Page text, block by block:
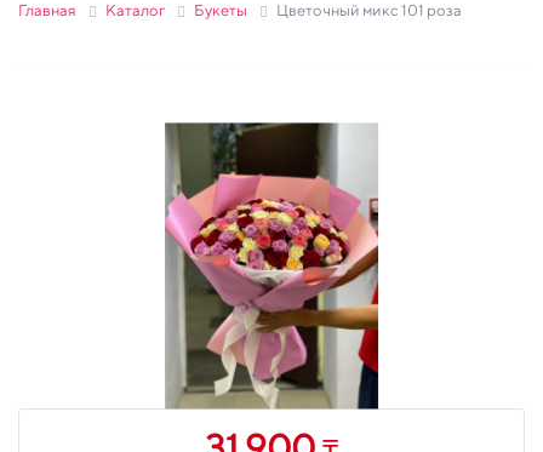
Главная Каталог Букеты Цветочный микс 101 роза